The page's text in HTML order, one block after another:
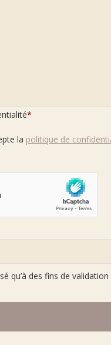
*
la politique de
qu’à des fins de